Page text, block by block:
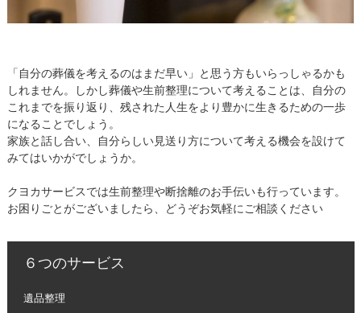
「自分の葬儀を考えるのはまだ早い」と思う方もいらっしゃるかも
しれません。しかし葬儀や生前整理について考えることは、自分の
これまでを振り返り、残された人生をより豊かに生きるための一歩
になることでしょう。
家族と話し合い、自分らしい見送り方について考える機会を設けて
みてはいかがでしょうか。
クヨカサービスでは生前整理や断捨離のお手伝いも行っています。
お困りごとがございましたら、どうぞお気軽にご相談ください
６つのサービス
遺品整理